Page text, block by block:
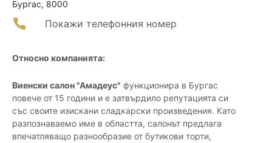
Бургас, 8000
Покажи телефонния номер
Относно компанията:
Виенски салон "Амадеус" функционира в Бургас
повече от 15 години и е затвърдило репутацията си
със своите изискани сладкарски произведения. Като
разпознаваемо име в областта, салонът предлага
впечатляващо разнообразие от бутикови торти,